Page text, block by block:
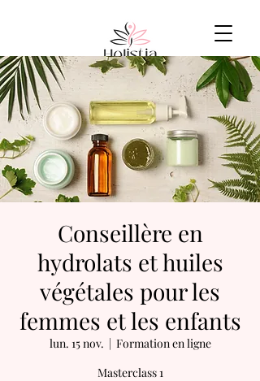
Conseillère en
hydrolats et huiles
végétales pour les
femmes et les enfants
lun. 15 nov.
  |
Formation en ligne
Masterclass 1